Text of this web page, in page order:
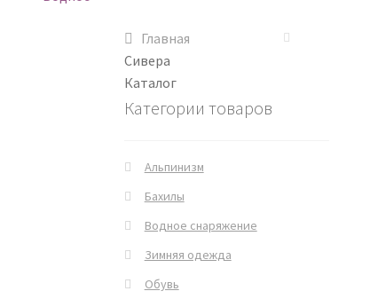
Главная
Сивера
Каталог
Категории товаров
Альпинизм
Бахилы
Водное снаряжение
Зимняя одежда
Обувь